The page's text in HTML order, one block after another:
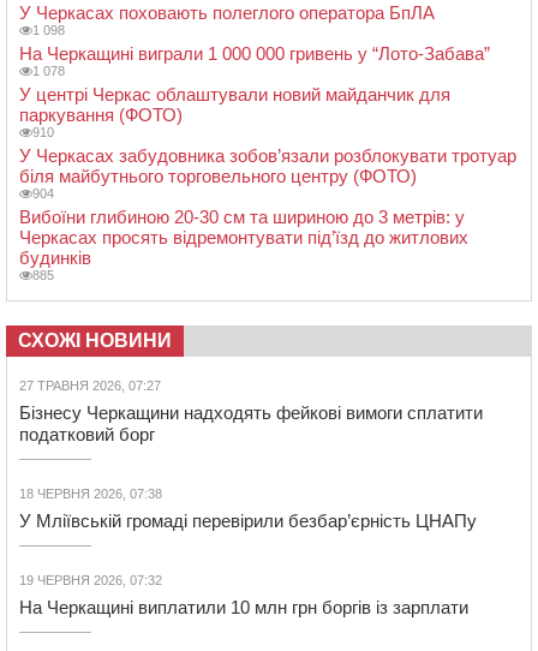
У Черкасах поховають полеглого оператора БпЛА
1 098
На Черкащині виграли 1 000 000 гривень у “Лото-Забава”
1 078
У центрі Черкас облаштували новий майданчик для
паркування (ФОТО)
910
У Черкасах забудовника зобов’язали розблокувати тротуар
біля майбутнього торговельного центру (ФОТО)
904
Вибоїни глибиною 20-30 см та шириною до 3 метрів: у
Черкасах просять відремонтувати під’їзд до житлових
будинків
885
СХОЖІ НОВИНИ
27 ТРАВНЯ 2026, 07:27
Бізнесу Черкащини надходять фейкові вимоги сплатити
податковий борг
18 ЧЕРВНЯ 2026, 07:38
У Мліївській громаді перевірили безбар’єрність ЦНАПу
19 ЧЕРВНЯ 2026, 07:32
На Черкащині виплатили 10 млн грн боргів із зарплати